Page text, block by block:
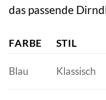
das passende
FARBE STIL
Blau Klassisch